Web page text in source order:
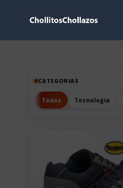
CATEGORIAS
Todos Tecnología